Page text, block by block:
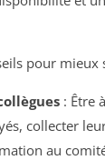
pour mieux
: Être
collecter
au